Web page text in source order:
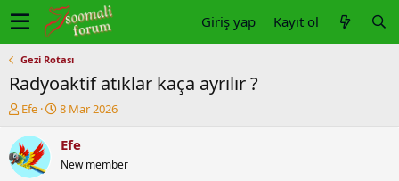
Giriş yap Kayıt ol
Gezi Rotası
Radyoaktif atıklar kaça ayrılır ?
K
n
u
y
Efe
B
ş
a
8 Mar 2026
Efe
New member